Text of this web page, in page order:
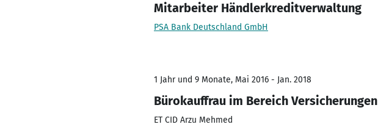
Mitarbeiter Händlerkreditverwaltung
PSA Bank Deutschland GmbH
1 Jahr und 9 Monate, Mai 2016 - Jan. 2018
Bürokauffrau im Bereich Versicherungen
ET CID Arzu Mehmed